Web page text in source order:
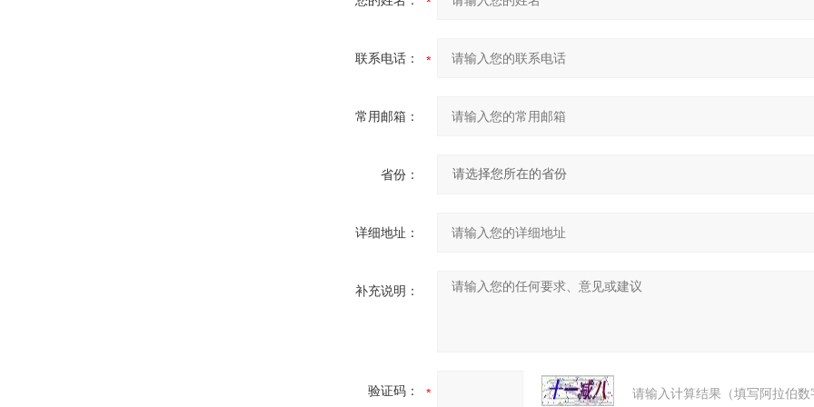
联系电话：
常用邮箱：
省份：
详细地址：
补充说明：
验证码： 请输入计算结果（填写阿拉伯